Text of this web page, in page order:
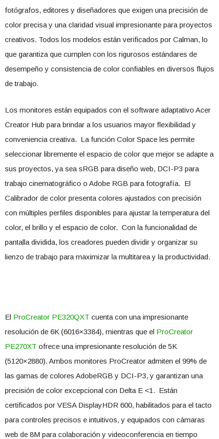
fotógrafos, editores y diseñadores que exigen una precisión de
color precisa y una claridad visual impresionante para proyectos
creativos. Todos los modelos están verificados por Calman, lo
que garantiza que cumplen con los rigurosos estándares de
desempeño y consistencia de color confiables en diversos flujos
de trabajo.
Los monitores están equipados con el software adaptativo Acer
Creator Hub para brindar a los usuarios mayor flexibilidad y
conveniencia creativa. La función Color Space les permite
seleccionar libremente el espacio de color que mejor se adapte a
sus proyectos, ya sea sRGB para diseño web, DCI-P3 para
trabajo cinematográfico o Adobe RGB para fotografía. El
Calibrador de color presenta colores ajustados con precisión
con múltiples perfiles disponibles para ajustar la temperatura del
color, el brillo y el espacio de color. Con la funcionalidad de
pantalla dividida, los creadores pueden dividir y organizar su
lienzo de trabajo para maximizar la multitarea y la productividad.
El ProCreator PE320QXT cuenta con una impresionante
resolución de 6K (6016×3384), mientras que el ProCreator
PE270XT ofrece una impresionante resolución de 5K
(5120×2880). Ambos monitores ProCreator admiten el 99% de
las gamas de colores AdobeRGB y DCI-P3, y garantizan una
precisión de color excepcional con Delta E <1. Están
certificados por VESA DisplayHDR 600, habilitados para el tacto
para controles precisos e intuitivos, y equipados con cámaras
web de 8M para colaboración y videoconferencia en tiempo